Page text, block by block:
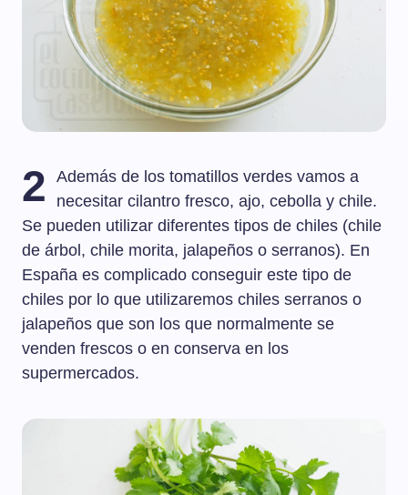
2
Además de los tomatillos verdes vamos a
necesitar cilantro fresco, ajo, cebolla y chile.
Se pueden utilizar diferentes tipos de chiles (chile
de árbol, chile morita, jalapeños o serranos). En
España es complicado conseguir este tipo de
chiles por lo que utilizaremos chiles serranos o
jalapeños que son los que normalmente se
venden frescos o en conserva en los
supermercados.